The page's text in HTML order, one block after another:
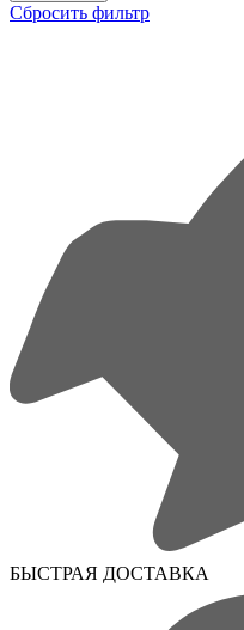
Сбросить фильтр
БЫСТРАЯ ДОСТАВКА